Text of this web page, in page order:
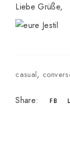
Liebe Grüße,
casual
Share: FB